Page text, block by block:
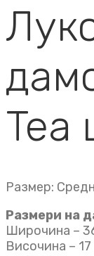
Tea
Размер:
Размери на
Широчина –
Височина –